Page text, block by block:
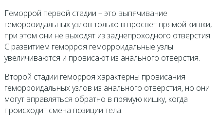
Геморрой первой стадии – это выпячивание
геморроидальных узлов только в просвет прямой кишки,
при этом они не выходят из заднепроходного отверстия.
С развитием геморроя геморроидальные узлы
увеличиваются и провисают из анального отверстия.
Второй стадии геморроя характерны провисания
геморроидальных узлов из анального отверстия, но они
могут вправляться обратно в прямую кишку, когда
происходит смена позиции тела.